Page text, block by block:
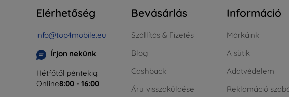
Elérhetőség
info@top4mobile.eu
Írjon nekünk
Hétfőtől péntekig:
Online8:00 - 16:00
Bevásárlás
Szállítás & Fizetés
Blog
Cashback
Áru visszaküldése
Információ
Márkáink
A sütik
Adatvédelem
Reklamáció